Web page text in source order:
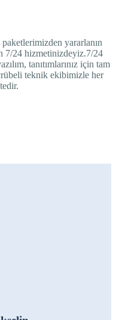
yararlanın
7/24 hizmetinizdeyiz.7/24
tanıtımlarınız için tam
teknik ekibimizle her